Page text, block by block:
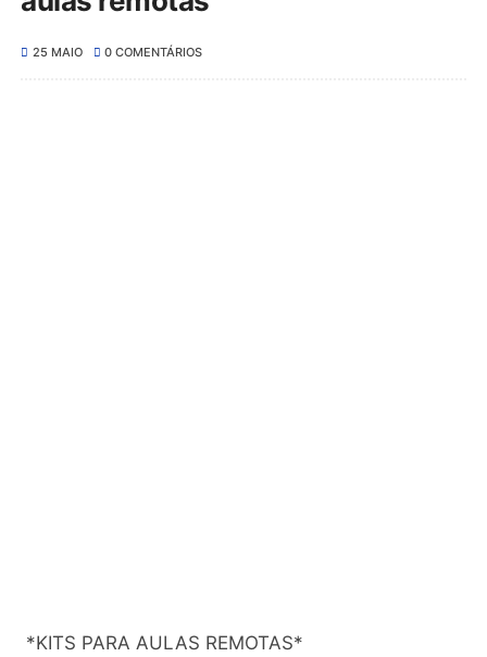
25 MAIO 0 COMENTÁRIOS
*KITS PARA AULAS REMOTAS*